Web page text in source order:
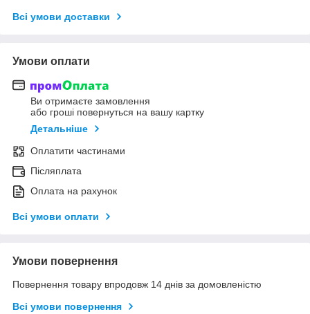
Всі умови доставки
Умови оплати
Ви отримаєте замовлення
або гроші повернуться на вашу картку
Детальніше
Оплатити частинами
Післяплата
Оплата на рахунок
Всі умови оплати
Умови повернення
Повернення товару впродовж 14 днів за домовленістю
Всі умови повернення